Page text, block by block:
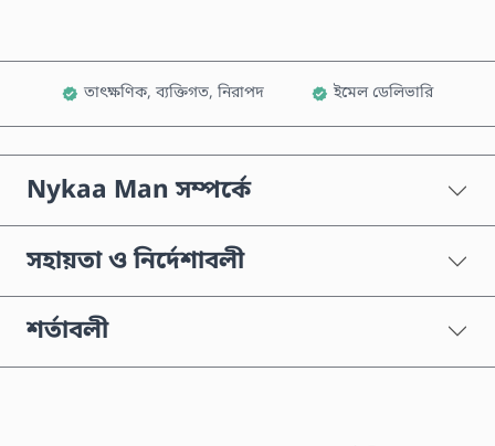
তাৎক্ষণিক, ব্যক্তিগত, নিরাপদ ইমেল ডেলিভারি
Nykaa Man সম্পর্কে
সহায়তা ও নির্দেশাবলী
শর্তাবলী